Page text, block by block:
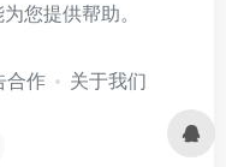
您提供帮助。
合作 关于我们